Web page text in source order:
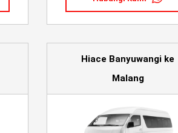
Hiace Banyuwangi ke
Malang